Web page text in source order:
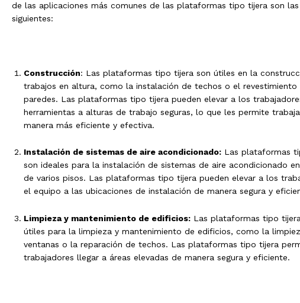
de las aplicaciones más comunes de las plataformas tipo tijera son las
siguientes:
Construcción: Las plataformas tipo tijera son útiles en la
trabajos en altura, como la instalación de techos o el revestimiento
paredes. Las plataformas tipo tijera pueden elevar a los
herramientas a alturas de trabajo seguras, lo que les permite
manera más eficiente y efectiva.
Instalación de sistemas de aire acondicionado: Las plataformas
son ideales para la instalación de sistemas de aire acondicionado
de varios pisos. Las plataformas tipo tijera pueden elevar a los
el equipo a las ubicaciones de instalación de manera segura y
Limpieza y mantenimiento de edificios: Las plataformas tipo
útiles para la limpieza y mantenimiento de edificios, como la
ventanas o la reparación de techos. Las plataformas tipo tijera
trabajadores llegar a áreas elevadas de manera segura y eficiente.